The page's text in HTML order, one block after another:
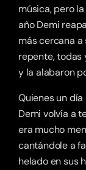
música, pero
año Demi
más cercana a
repente, todas
y la alabaron
Quienes un
Demi volvía a
era mucho
cantándole a
helado en sus